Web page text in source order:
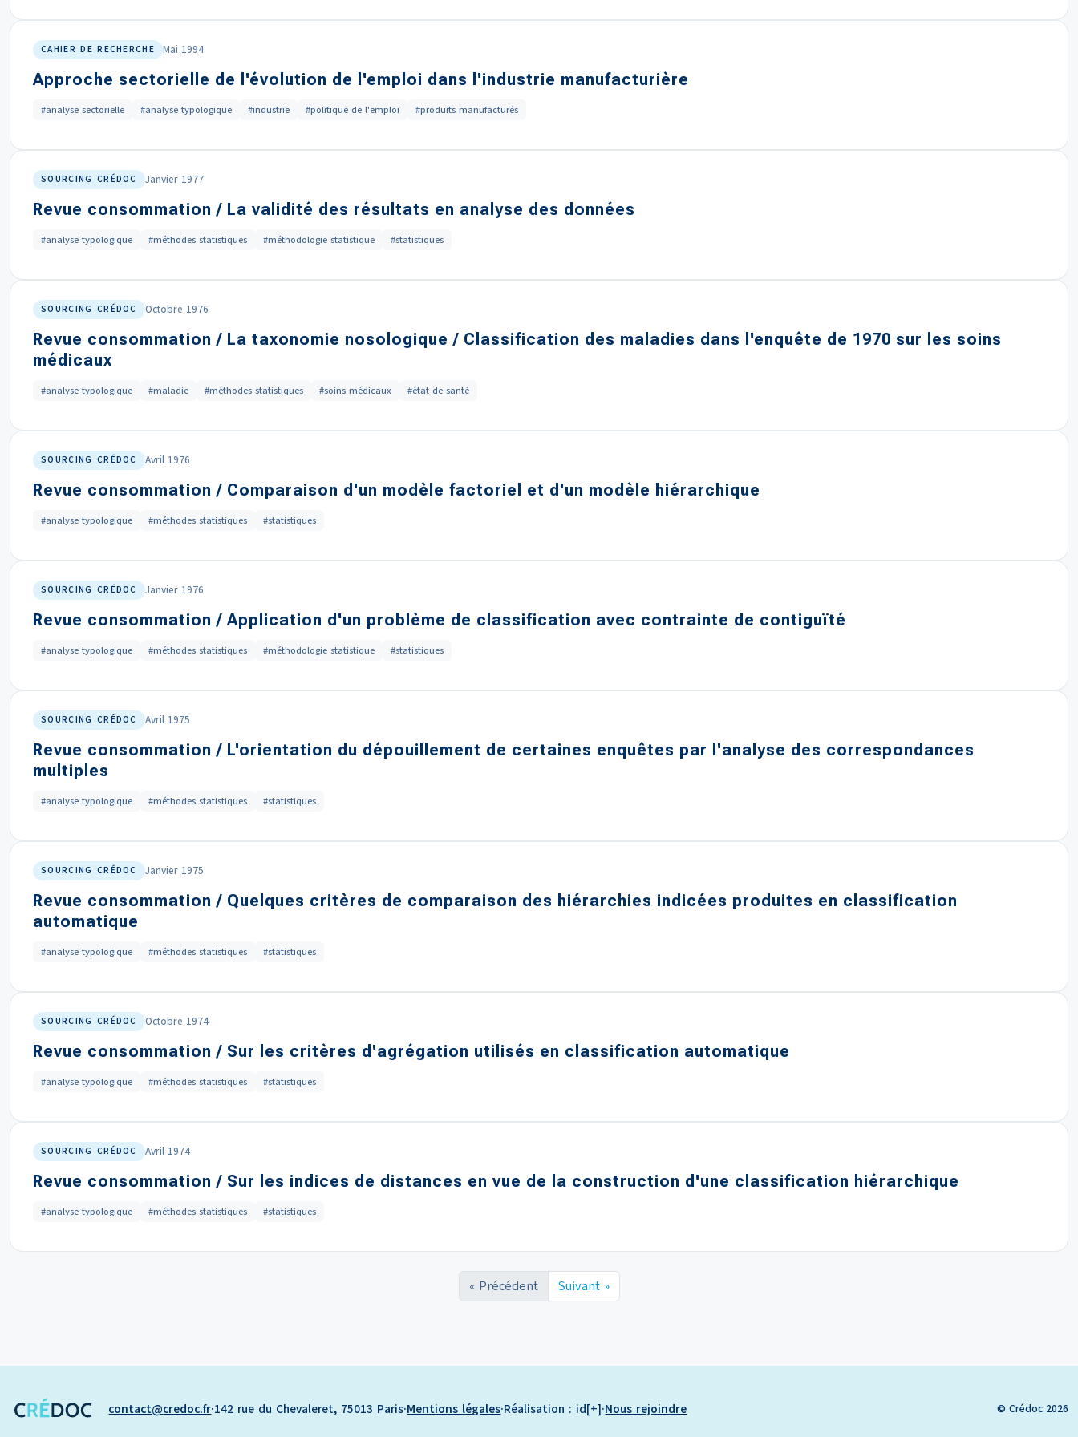
CAHIER DE RECHERCHE Mai 1994
Approche sectorielle de l'évolution de l'emploi dans l'industrie manufacturière
#analyse sectorielle #analyse typologique #industrie #politique de l'emploi #produits manufacturés
SOURCING CRÉDOC Janvier 1977
Revue consommation / La validité des résultats en analyse des données
#analyse typologique #méthodes statistiques #méthodologie statistique #statistiques
SOURCING CRÉDOC Octobre 1976
Revue consommation / La taxonomie nosologique / Classification des maladies dans l'enquête de 1970 sur les soins
médicaux
#analyse typologique #maladie #méthodes statistiques #soins médicaux #état de santé
SOURCING CRÉDOC Avril 1976
Revue consommation / Comparaison d'un modèle factoriel et d'un modèle hiérarchique
#analyse typologique #méthodes statistiques #statistiques
SOURCING CRÉDOC Janvier 1976
Revue consommation / Application d'un problème de classification avec contrainte de contiguïté
#analyse typologique #méthodes statistiques #méthodologie statistique #statistiques
SOURCING CRÉDOC Avril 1975
Revue consommation / L'orientation du dépouillement de certaines enquêtes par l'analyse des correspondances
multiples
#analyse typologique #méthodes statistiques #statistiques
SOURCING CRÉDOC Janvier 1975
Revue consommation / Quelques critères de comparaison des hiérarchies indicées produites en classification
automatique
#analyse typologique #méthodes statistiques #statistiques
SOURCING CRÉDOC Octobre 1974
Revue consommation / Sur les critères d'agrégation utilisés en classification automatique
#analyse typologique #méthodes statistiques #statistiques
SOURCING CRÉDOC Avril 1974
Revue consommation / Sur les indices de distances en vue de la construction d'une classification hiérarchique
#analyse typologique #méthodes statistiques #statistiques
« Précédent Suivant »
contact credoc.fr·142 rue du Chevaleret, 75013 Paris·Mentions légales·Réalisation : id[+]·Nous rejoindre © Crédoc 2026